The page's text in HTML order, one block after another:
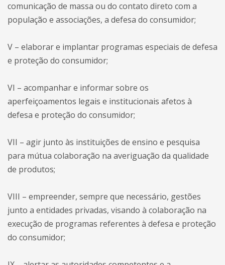
comunicação de massa ou do contato direto com a
população e associações, a defesa do consumidor;
V – elaborar e implantar programas especiais de defesa
e proteção do consumidor;
VI – acompanhar e informar sobre os
aperfeiçoamentos legais e institucionais afetos à
defesa e proteção do consumidor;
VII – agir junto às instituições de ensino e pesquisa
para mútua colaboração na averiguação da qualidade
de produtos;
VIII – empreender, sempre que necessário, gestões
junto a entidades privadas, visando à colaboração na
execução de programas referentes à defesa e proteção
do consumidor;